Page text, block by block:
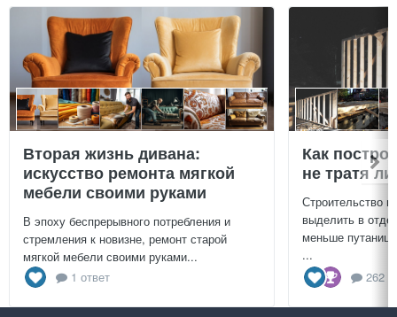
Вторая жизнь дивана:
искусство ремонта мягкой
мебели своими руками
В эпоху беспрерывного потребления и
стремления к новизне, ремонт старой
мягкой мебели своими руками...
1 ответ
Как
не тратя
Строительство
выделить в
меньше
...
262